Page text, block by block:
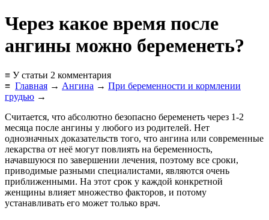
Через какое время после
ангины можно беременеть?
≡ У статьи 2 комментария
≡ Главная → Ангина → При беременности и кормлении
грудью →
Считается, что абсолютно безопасно беременеть через 1-2
месяца после ангины у любого из родителей. Нет
однозначных доказательств того, что ангина или современные
лекарства от неё могут повлиять на беременность,
начавшуюся по завершении лечения, поэтому все сроки,
приводимые разными специалистами, являются очень
приближенными. На этот срок у каждой конкретной
женщины влияет множество факторов, и потому
устанавливать его может только врач.